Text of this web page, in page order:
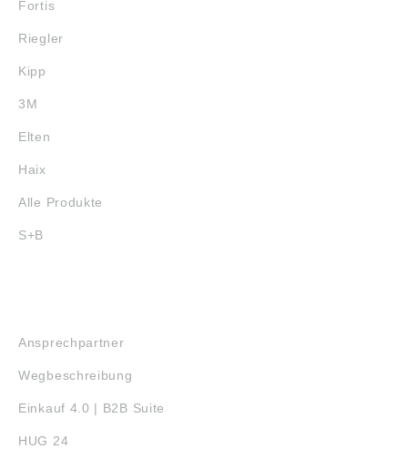
Fortis
Riegler
Kipp
3M
Elten
Haix
Alle Produkte
S+B
Ansprechpartner
Wegbeschreibung
Einkauf 4.0 | B2B Suite
HUG 24